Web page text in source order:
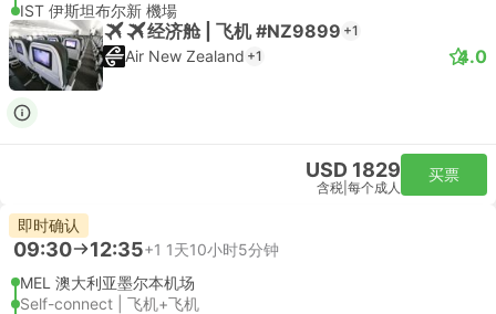
IST 伊斯坦布尔新 機場
经济舱 | 飞机 #NZ9899 +1
Air New Zealand +1 4.0
USD 1829
含税 每个成人
买票
即时确认
09:30 12:35+1 1天10小时5分钟
MEL 澳大利亚墨尔本机场
Self-connect | 飞机+飞机